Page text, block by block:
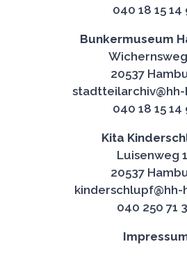
040 18 15 14
Bunkermuseum
20537
040 18 15 14
Kita
Luisenweg
20537
kinderschlupf@hh-
040 250 71